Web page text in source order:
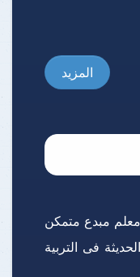
المزيد
معلم مبدع متمكن
فى التربية